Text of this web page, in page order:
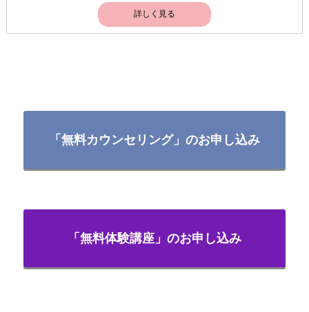
詳しく見る
「無料カウンセリング」のお申し込み
「無料体験講座」のお申し込み